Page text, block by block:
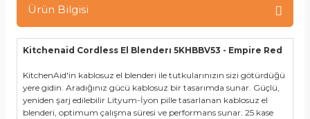
Ürün Bilgisi
Kitchenaid Cordless El Blenderı 5KHBBV53 - Empire Red
KitchenAid'in kablosuz el blenderi ile tutkularınızın sizi götürdüğü
yere gidin. Aradığınız gücü kablosuz bir tasarımda sunar. Güçlü,
yeniden şarj edilebilir Lityum-İyon pille tasarlanan kablosuz el
blenderi, optimum çalışma süresi ve performans sunar. 25 kase